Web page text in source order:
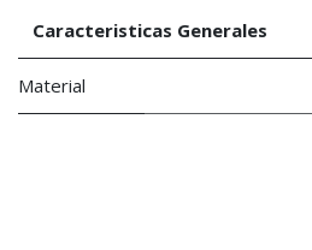
Caracteristicas Generales
Material